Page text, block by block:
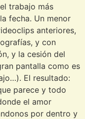
trabajo más
fecha. Un menor
anteriores,
y con
y la cesión del
pantalla como es
El resultado:
parece y todo
el amor
por dentro y